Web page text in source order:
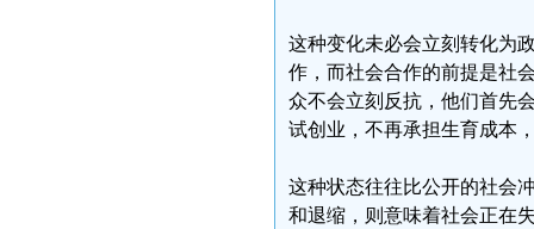
这种变化未必会立刻转化为
作，而社会合作的前提是社
众不会立刻反抗，他们首先
试创业，不再承担生育成本
这种状态往往比公开的社会
和退缩，则意味着社会正在